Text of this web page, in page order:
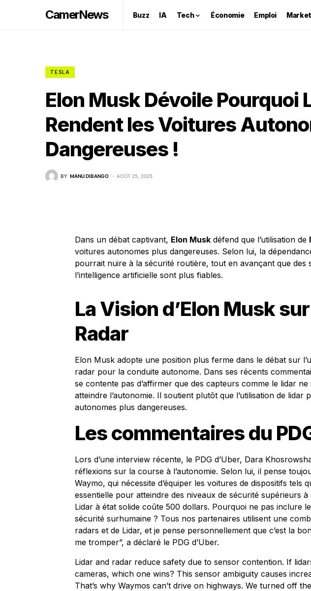
CamerNews Buzz IA Tech Économie Emploi
TESLA
Elon Musk Dévoile Pourquoi
Rendent les Voitures
Dangereuses !
BY MANU DIBANGO AOÛT 25, 2025
Dans un débat captivant, Elon Musk défend que l’utilisation de
voitures autonomes plus dangereuses. Selon lui, la
pourrait nuire à la sécurité routière, tout en avançant que des
l’intelligence artificielle sont plus fiables.
La Vision d’Elon Musk
Radar
Elon Musk adopte une position plus ferme dans le débat sur
radar pour la conduite autonome. Dans ses récents
se contente pas d’affirmer que des capteurs comme le lidar
atteindre l’autonomie. Il soutient plutôt que l’utilisation de
autonomes plus dangereuses.
Les commentaires du
Lors d’une interview récente, le PDG d’Uber, Dara
réflexions sur la course à l’autonomie. Selon lui, il pense
Waymo, qui nécessite d’équiper les voitures de dispositifs tels
essentielle pour atteindre des niveaux de sécurité supérieurs à
Lidar à état solide coûte 500 dollars. Pourquoi ne pas inclure
sécurité surhumaine ? Tous nos partenaires utilisent une
radars et de Lidar, et je pense personnellement que c’est la
me tromper”, a déclaré le PDG d’Uber.
Lidar and radar reduce safety due to sensor contention. If
cameras, which one wins? This sensor ambiguity causes
That’s why Waymos can’t drive on highways. We turned off